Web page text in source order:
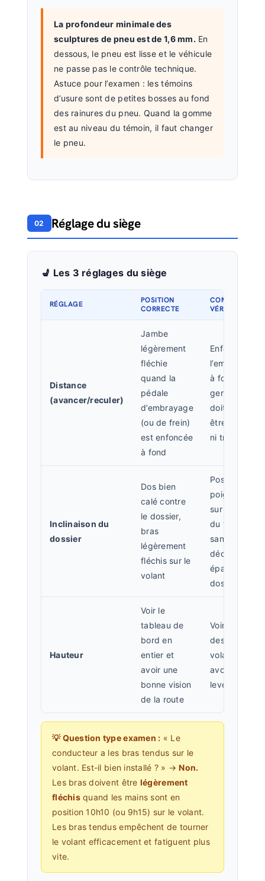
La profondeur minimale des
sculptures de pneu est de 1,6 mm. En
dessous, le pneu est lisse et le véhicule
ne passe pas le contrôle technique.
Astuce pour l’examen : les témoins
d’usure sont de petites bosses au fond
des rainures du pneu. Quand la gomme
est au niveau du témoin, il faut changer
le pneu.
02 Réglage du siège
💺 Les 3 réglages du siège
RÉGLAGE
POSITION
CORRECTE
COMMENT
VÉRIFIER
Distance
(avancer/reculer)
Jambe
légèrement
fléchie
quand la
pédale
d’embrayage
(ou de frein)
est enfoncée
à fond
Enfoncer
l’embrayage
à fond : le
genou ne
doit pas
être tendu
ni trop plié
Inclinaison du
dossier
Dos bien
calé contre
le dossier,
bras
légèrement
fléchis sur le
volant
Poser les
poignets
sur le haut
du volant
sans
décoller les
épaules du
dossier
Hauteur
Voir le
tableau de
bord en
entier et
avoir une
bonne vision
de la route
Voir au-
dessus du
volant sans
avoir à
lever la tête
💡 Question type examen : « Le
conducteur a les bras tendus sur le
volant. Est-il bien installé ? » → Non.
Les bras doivent être légèrement
fléchisquand les mains sont en
position 10h10 (ou 9h15) sur le volant.
Les bras tendus empêchent de tourner
le volant efficacement et fatiguent plus
vite.